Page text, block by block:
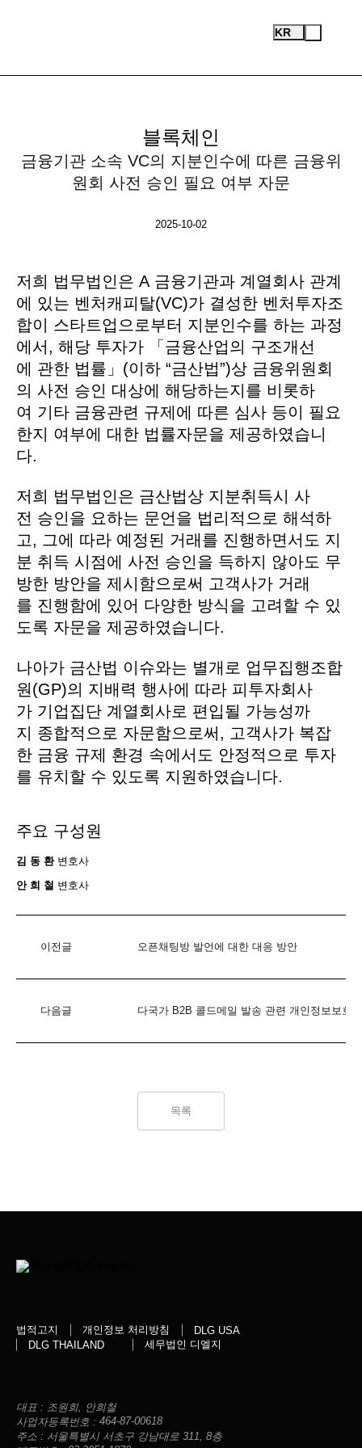
Logo
KR
블록체인
금융기관 소속 VC의 지분인수에 따른 금융위
원회 사전 승인 필요 여부 자문
2025-10-02
저희 법무법인은 A 금융기관과 계열회사 관계
에 있는 벤처캐피탈(VC)가 결성한 벤처투자조
합이 스타트업으로부터 지분인수를 하는 과정
에서, 해당 투자가 「금융산업의 구조개선
에 관한 법률」(이하 “금산법”)상 금융위원회
의 사전 승인 대상에 해당하는지를 비롯하
여 기타 금융관련 규제에 따른 심사 등이 필요
한지 여부에 대한 법률자문을 제공하였습니
다.
저희 법무법인은 금산법상 지분취득시 사
전 승인을 요하는 문언을 법리적으로 해석하
고, 그에 따라 예정된 거래를 진행하면서도 지
분 취득 시점에 사전 승인을 득하지 않아도 무
방한 방안을 제시함으로써 고객사가 거래
를 진행함에 있어 다양한 방식을 고려할 수 있
도록 자문을 제공하였습니다.
나아가 금산법 이슈와는 별개로 업무집행조합
원(GP)의 지배력 행사에 따라 피투자회사
가 기업집단 계열회사로 편입될 가능성까
지 종합적으로 자문함으로써, 고객사가 복잡
한 금융 규제 환경 속에서도 안정적으로 투자
를 유치할 수 있도록 지원하였습니다.
주요 구성원
김 동 환 변호사
안 희 철 변호사
이전글 오픈채팅방 발언에 대한 대응 방안
다음글 다국가 B2B 콜드메일 발송 관련 개인정보보호
목록
법적고지 개인정보 처리방침
DLG USA
DLG THAILAND
세무법인 디엘지
대표 : 조원희, 안희철
사업자등록번호 : 464-87-00618
주소 : 서울특별시 서초구 강남대로 311, 8층